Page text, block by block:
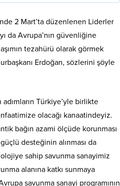
2 Mart’ta düzenlenen Liderler
da Avrupa’nın güvenliğine
tezahürü olarak görmek
Erdoğan, sözlerini şöyle
Türkiye’yle birlikte
olacağı kanaatindeyiz.
bağın azami ölçüde korunması
desteğinin alınması da
sahip savunma sanayimiz
alanına katkı sunmaya
savunma sanayi programının